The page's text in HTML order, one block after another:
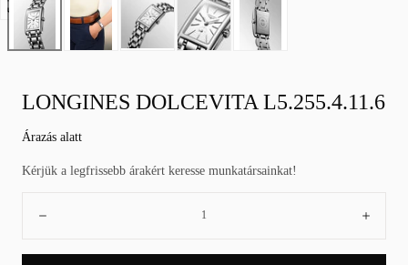
Nyissa
meg
a
médiát
modálisan
LONGINES DOLCEVITA L5.255.4.11.6
Normál
Árazás alatt
Kérjük a legfrissebb árakért keresse munkatársainkat!